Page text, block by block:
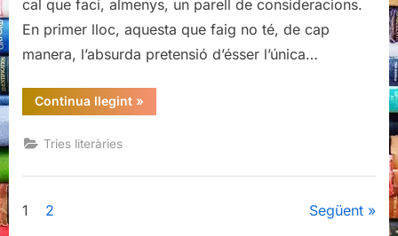
cal que faci, almenys, un parell de consideracions.
En primer lloc, aquesta que faig no té, de cap
manera, l’absurda pretensió d’ésser l’única…
Continua llegint“Un
altre
»
Tries literàries
Paginació
1 2 Següent